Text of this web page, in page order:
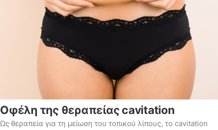
Οφέλη της θεραπείας cavitation
Ως θεραπεία για τη μείωση του τοπικού λίπους, το cavitation